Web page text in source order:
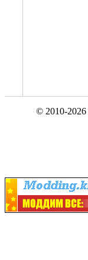
© 2010-2026